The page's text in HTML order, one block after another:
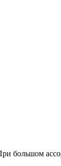
большом